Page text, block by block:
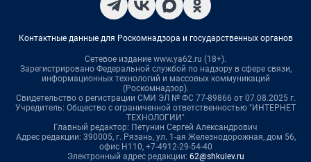
Контактные данные для Роскомнадзора и государственных органов
Сетевое издание www.ya62.ru (18+).
Зарегистрировано Федеральной службой по надзору в сфере связи,
информационных технологий и массовых коммуникаций
(Роскомнадзор).
Свидетельство о регистрации СМИ ЭЛ № ФС 77-89866 от 07.08.2025 г.
Учредитель: Общество с ограниченной ответственностью "ИНТЕРНЕТ
ТЕХНОЛОГИИ"
Главный редактор: Петунин Сергей Александрович
Адрес редакции: 390005, г. Рязань, ул. 1-ая Железнодорожная, дом 56,
офис Н110, +7-4912-29-54-40
Электронный адрес редакции: 62@shkulev.ru